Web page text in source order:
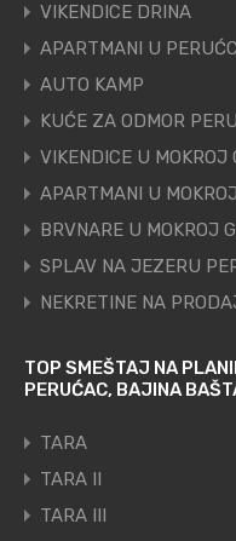
VIKENDICE DRINA
APARTMANI U
AUTO KAMP
KUĆE ZA ODMOR
VIKENDICE U MOKROJ
APARTMANI U
BRVNARE U MOKROJ
SPLAV NA JEZERU
NEKRETINE NA
TOP SMEŠTAJ NA
PERUĆAC, BAJINA
TARA
TARA II
TARA III